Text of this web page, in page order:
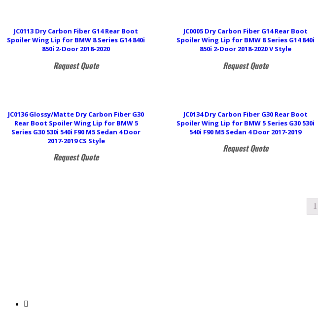
JC0113 Dry Carbon Fiber G14 Rear Boot
Spoiler Wing Lip for BMW 8 Series G14 840i
850i 2-Door 2018-2020
Request Quote
JC0005 Dry Carbon Fiber G14 Rear Boot
Spoiler Wing Lip for BMW 8 Series G14 840i
850i 2-Door 2018-2020 V Style
Request Quote
JC0136 Glossy/Matte Dry Carbon Fiber G30
Rear Boot Spoiler Wing Lip for BMW 5
Series G30 530i 540i F90 M5 Sedan 4 Door
2017-2019 CS Style
Request Quote
JC0134 Dry Carbon Fiber G30 Rear Boot
Spoiler Wing Lip for BMW 5 Series G30 530i
540i F90 M5 Sedan 4 Door 2017-2019
Request Quote
1